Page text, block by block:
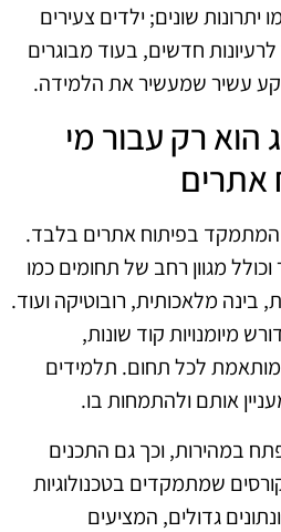
יתרונות שונים; ילדים צעירים
לרעיונות חדשים, בעוד מבוגרים
ורקע עשיר שמעשיר את הלמידה.
הוא רק עבור מי
אתרים
המתמקד בפיתוח אתרים בלבד.
מגוון רחב של תחומים כמו
בינה מלאכותית, רובוטיקה ועוד.
מיומנויות קוד שונות,
לכל תחום. תלמידים
אותם ולהתמחות בו.
במהירות, וכך גם התכנים
שמתמקדים בטכנולוגיות
גדולים, המציעים